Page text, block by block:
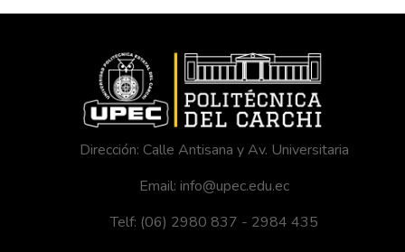
Dirección: Calle Antisana y Av. Universitaria
Email: info@upec.edu.ec
Telf: (06) 2980 837 - 2984 435